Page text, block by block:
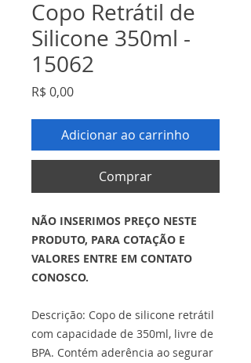
Copo Retrátil de
Silicone 350ml -
15062
R$ 0,00Preço
Adicionar ao carrinho
Comprar
NÃO INSERIMOS PREÇO NESTE
PRODUTO, PARA COTAÇÃO E
VALORES ENTRE EM CONTATO
CONOSCO.
Descrição: Copo de silicone retrátil
com capacidade de 350ml, livre de
BPA. Contém aderência ao segurar